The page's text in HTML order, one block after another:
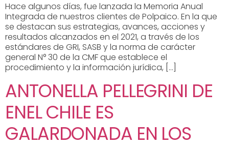
Hace algunos días, fue lanzada la Memoria Anual
Integrada de nuestros clientes de Polpaico. En la que
se destacan sus estrategias, avances, acciones y
resultados alcanzados en el 2021, a través de los
estándares de GRI, SASB y la norma de carácter
general N° 30 de la CMF que establece el
procedimiento y la información jurídica, […]
ANTONELLA PELLEGRINI DE
ENEL CHILE ES
GALARDONADA EN LOS